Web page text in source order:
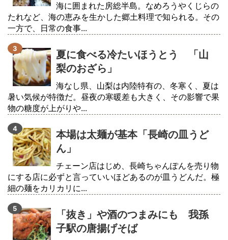
海に囲まれた房総半島。なめろうやくじらの
たれなど、海の恵みを生かした郷土料理で知られる。その
一方で、日常の食事...
夏に食べる冷たいほうとう 「山
梨のおざら」
海なし県、山梨は内陸特有の、冬寒く、夏は
暑い気候が特徴だ。昼夜の寒暖差も大きく、その影響で果
物の糖度が上がりや...
本場は太麺が基本「長崎の皿うど
ん」
チェーン店はじめ、長崎ちゃんぽんを売り物
にする店に必ずと言っていいほどあるのが皿うどんだ。極
細の麺をカリカリに...
「抜き」や酒のつまみにも 我孫
子駅の唐揚げそば